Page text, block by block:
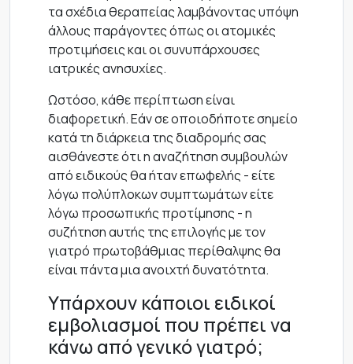
τα σχέδια θεραπείας λαμβάνοντας υπόψη
άλλους παράγοντες όπως οι ατομικές
προτιμήσεις και οι συνυπάρχουσες
ιατρικές ανησυχίες.
Ωστόσο, κάθε περίπτωση είναι
διαφορετική. Εάν σε οποιοδήποτε σημείο
κατά τη διάρκεια της διαδρομής σας
αισθάνεστε ότι η αναζήτηση συμβουλών
από ειδικούς θα ήταν επωφελής - είτε
λόγω πολύπλοκων συμπτωμάτων είτε
λόγω προσωπικής προτίμησης - η
συζήτηση αυτής της επιλογής με τον
γιατρό πρωτοβάθμιας περίθαλψης θα
είναι πάντα μια ανοιχτή δυνατότητα.
Υπάρχουν κάποιοι ειδικοί
εμβολιασμοί που πρέπει να
κάνω από γενικό γιατρό;